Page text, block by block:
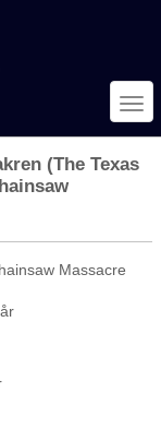
(The Texas
Massacre